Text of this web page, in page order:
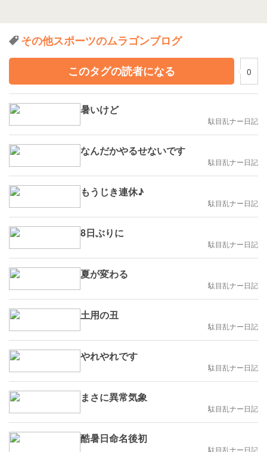
その他スポーツのムラゴンブログ
このタグの読者になる
0
暑いけど
駄目乱ナー日記
なんだかやるせないです
駄目乱ナー日記
もうじき連休♪
駄目乱ナー日記
8日ぶりに
駄目乱ナー日記
夏が変わる
駄目乱ナー日記
土用の丑
駄目乱ナー日記
やれやれです
駄目乱ナー日記
まさに異常気象
駄目乱ナー日記
酷暑日命名後初
駄目乱ナー日記